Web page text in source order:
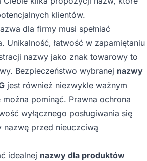
klientów.
dla firmy musi spełniać
Unikalność, łatwość w zapamiętaniu
nazwy jako znak towarowy to
Bezpieczeństwo wybranej nazwy
jest również niezwykle ważnym
pominąć. Prawna ochrona
wyłącznego posługiwania się
nazwę przed nieuczciwą
idealnej nazwy dla produktów